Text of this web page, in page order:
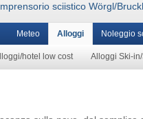
sciistico Wörgl/​
Meteo Alloggi
hotel low cost Alloggi Ski-
Noleggio